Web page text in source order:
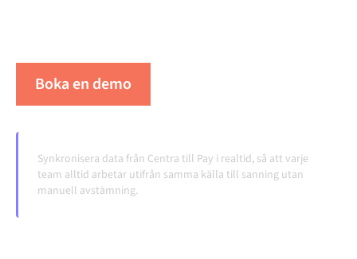
Boka en demo
Synkronisera data från Centra till Pay i realtid, så att varje
team alltid arbetar utifrån samma källa till sanning utan
manuell avstämning.